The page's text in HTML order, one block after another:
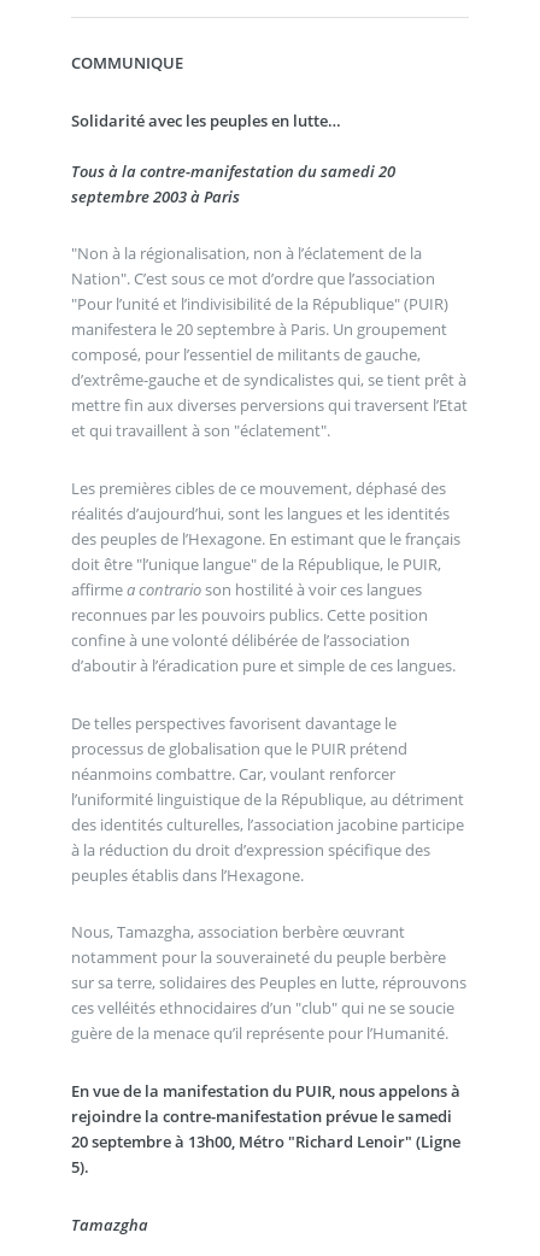
COMMUNIQUE
Solidarité avec les peuples en lutte…
Tous à la contre-manifestation du samedi 20
septembre 2003 à Paris
"Non à la régionalisation, non à l’éclatement de la
Nation". C’est sous ce mot d’ordre que l’association
"Pour l’unité et l’indivisibilité de la République" (PUIR)
manifestera le 20 septembre à Paris. Un groupement
composé, pour l’essentiel de militants de gauche,
d’extrême-gauche et de syndicalistes qui, se tient prêt à
mettre fin aux diverses perversions qui traversent l’Etat
et qui travaillent à son "éclatement".
Les premières cibles de ce mouvement, déphasé des
réalités d’aujourd’hui, sont les langues et les identités
des peuples de l’Hexagone. En estimant que le français
doit être "l’unique langue" de la République, le PUIR,
affirmea contrarioson hostilité à voir ces langues
reconnues par les pouvoirs publics. Cette position
confine à une volonté délibérée de l’association
d’aboutir à l’éradication pure et simple de ces langues.
De telles perspectives favorisent davantage le
processus de globalisation que le PUIR prétend
néanmoins combattre. Car, voulant renforcer
l’uniformité linguistique de la République, au détriment
des identités culturelles, l’association jacobine participe
à la réduction du droit d’expression spécifique des
peuples établis dans l’Hexagone.
Nous, Tamazgha, association berbère œuvrant
notamment pour la souveraineté du peuple berbère
sur sa terre, solidaires des Peuples en lutte, réprouvons
ces velléités ethnocidaires d’un "club" qui ne se soucie
guère de la menace qu’il représente pour l’Humanité.
En vue de la manifestation du PUIR, nous appelons à
rejoindre la contre-manifestation prévue le samedi
20 septembre à 13h00, Métro "Richard Lenoir" (Ligne
5).
Tamazgha